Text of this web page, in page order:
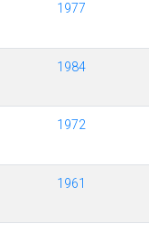
1977
1984
1972
1961